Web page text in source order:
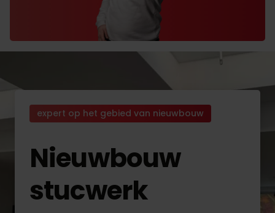
expert op het gebied van nieuwbouw
Nieuwbouw
stucwerk